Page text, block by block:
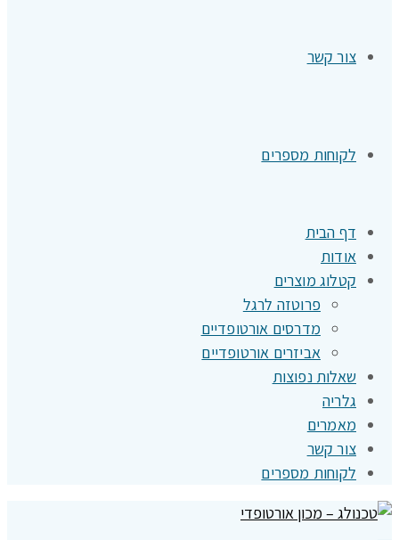
צור קשר
לקוחות מספרים
דף הבית
אודות
קטלוג מוצרים
פרוטזה לרגל
מדרסים אורטופדיים
אביזרים אורטופדיים
שאלות נפוצות
גלריה
מאמרים
צור קשר
לקוחות מספרים